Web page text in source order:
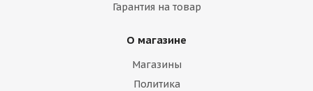
Гарантия на товар
О магазине
Магазины
Политика